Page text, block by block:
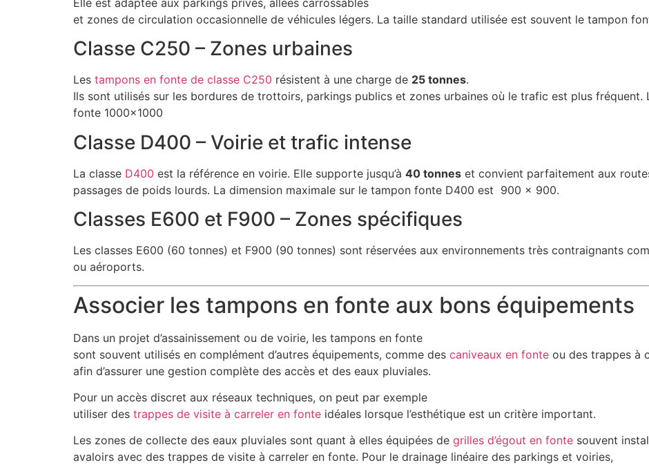
Elle est adaptée aux parkings privés, allées carrossables
et zones de circulation occasionnelle de véhicules légers. La taille standard utilisée est souvent le tampon
Classe C250 – Zones urbaines
Les tampons en fonte de classe C250 résistent à une charge de 25 tonnes.
Ils sont utilisés sur les bordures de trottoirs, parkings publics et zones urbaines où le trafic est plus fréquent.
fonte 1000×1000
Classe D400 – Voirie et trafic intense
La classe D400 est la référence en voirie. Elle supporte jusqu’à 40 tonneset convient parfaitement aux
passages de poids lourds. La dimension maximale sur le tampon fonte D400 est 900 x 900.
Classes E600 et F900 – Zones spécifiques
Les classes E600 (60 tonnes) et F900 (90 tonnes) sont réservées aux environnements très contraignants
ou aéroports.
Associer les tampons en fonte aux bons équipements
Dans un projet d’assainissement ou de voirie, les tampons en fonte
sont souvent utilisés en complément d’autres équipements, comme des caniveaux en fonteou des trappes à
afin d’assurer une gestion complète des accès et des eaux pluviales.
Pour un accès discret aux réseaux techniques, on peut par exemple
utiliser des trappes de visite à carreler en fonteidéales lorsque l’esthétique est un critère important.
Les zones de collecte des eaux pluviales sont quant à elles équipées de grilles d’égout en fonte souvent
avaloirs avec des trappes de visite à carreler en fonte. Pour le drainage linéaire des parkings et voiries,